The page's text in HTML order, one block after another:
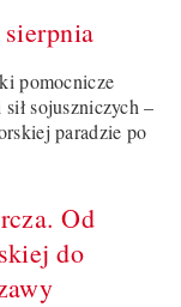
pomocnicze
sojuszniczych –
paradzie po
Od
do